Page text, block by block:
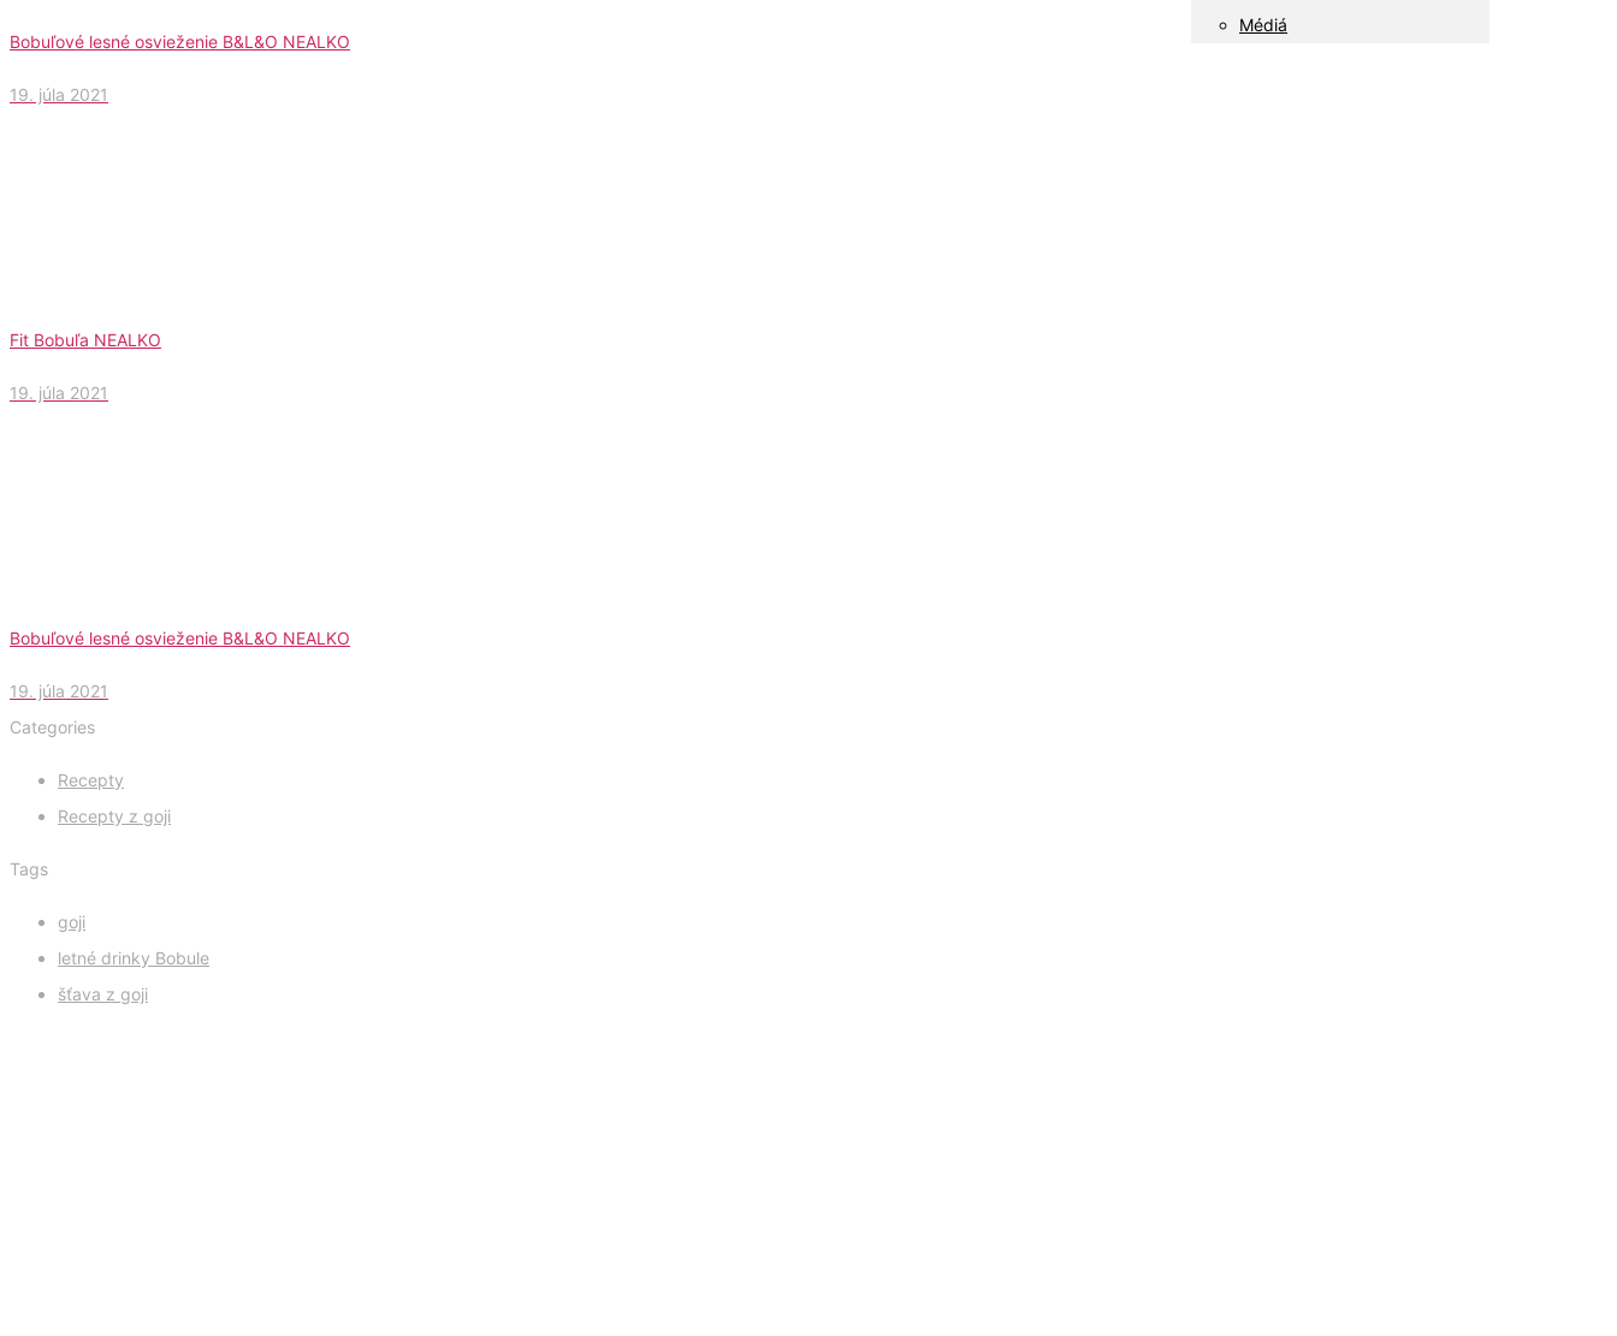
Médiá
Bobuľové lesné osvieženie B&L&O NEALKO
19. júla 2021
Fit Bobuľa NEALKO
19. júla 2021
Bobuľové lesné osvieženie B&L&O NEALKO
19. júla 2021
Categories
Recepty
Recepty z goji
Tags
goji
letné drinky Bobule
šťava z goji